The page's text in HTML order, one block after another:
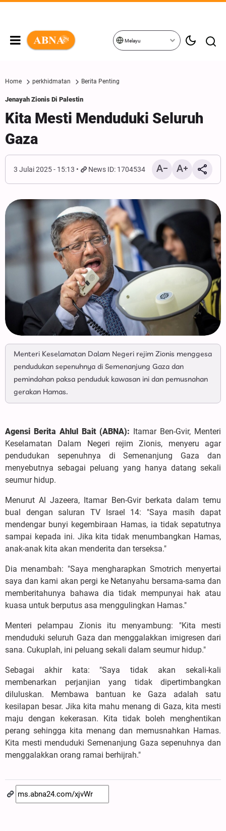
Melayu
Home perkhidmatan Berita Penting
Jenayah Zionis Di Palestin
Kita Mesti Menduduki Seluruh
Gaza
3 Julai 2025 - 15:13 News ID: 1704534
Menteri Keselamatan Dalam Negeri rejim Zionis menggesa
pendudukan sepenuhnya di Semenanjung Gaza dan
pemindahan paksa penduduk kawasan ini dan pemusnahan
gerakan Hamas.
Agensi Berita Ahlul Bait (ABNA): Itamar Ben-Gvir, Menteri
Keselamatan Dalam Negeri rejim Zionis, menyeru agar
pendudukan sepenuhnya di Semenanjung Gaza dan
menyebutnya sebagai peluang yang hanya datang sekali
seumur hidup.
Menurut Al Jazeera, Itamar Ben-Gvir berkata dalam temu
bual dengan saluran TV Israel 14: "Saya masih dapat
mendengar bunyi kegembiraan Hamas, ia tidak sepatutnya
sampai kepada ini. Jika kita tidak menumbangkan Hamas,
anak-anak kita akan menderita dan terseksa."
Dia menambah: "Saya mengharapkan Smotrich menyertai
saya dan kami akan pergi ke Netanyahu bersama-sama dan
memberitahunya bahawa dia tidak mempunyai hak atau
kuasa untuk berputus asa menggulingkan Hamas."
Menteri pelampau Zionis itu menyambung: "Kita mesti
menduduki seluruh Gaza dan menggalakkan imigresen dari
sana. Cukuplah, ini peluang sekali dalam seumur hidup."
Sebagai akhir kata: "Saya tidak akan sekali-kali
membenarkan perjanjian yang tidak dipertimbangkan
diluluskan. Membawa bantuan ke Gaza adalah satu
kesilapan besar. Jika kita mahu menang di Gaza, kita mesti
maju dengan kekerasan. Kita tidak boleh menghentikan
perang sehingga kita menang dan memusnahkan Hamas.
Kita mesti menduduki Semenanjung Gaza sepenuhnya dan
menggalakkan orang ramai berhijrah."